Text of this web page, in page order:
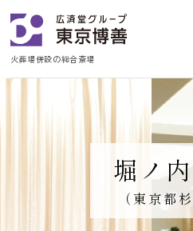
火葬場併設の総合斎場
堀ノ
（東京都